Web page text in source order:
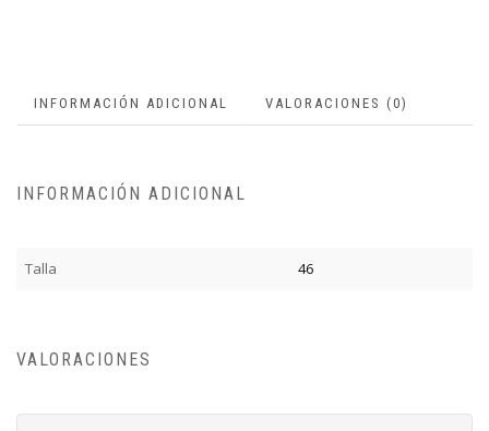
INFORMACIÓN ADICIONAL VALORACIONES (0)
INFORMACIÓN ADICIONAL
Talla 46
VALORACIONES